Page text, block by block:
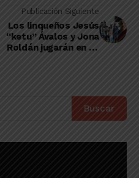
Publicación Siguiente
Los linqueños Jesús
“ketu” Ávalos y Jona
Roldán jugarán en un
Buscar